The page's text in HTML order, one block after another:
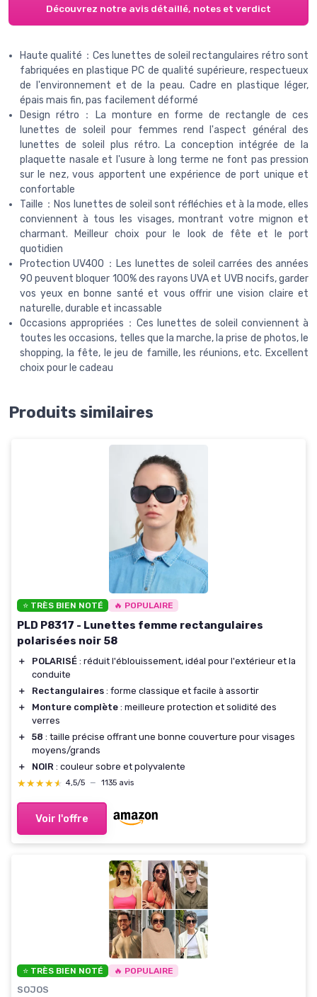
Découvrez notre avis détaillé, notes et verdict
Haute qualité：Ces lunettes de soleil rectangulaires rétro sont
fabriquées en plastique PC de qualité supérieure, respectueux
de l'environnement et de la peau. Cadre en plastique léger,
épais mais fin, pas facilement déformé
Design rétro：La monture en forme de rectangle de ces
lunettes de soleil pour femmes rend l'aspect général des
lunettes de soleil plus rétro. La conception intégrée de la
plaquette nasale et l'usure à long terme ne font pas pression
sur le nez, vous apportent une expérience de port unique et
confortable
Taille：Nos lunettes de soleil sont réfléchies et à la mode, elles
conviennent à tous les visages, montrant votre mignon et
charmant. Meilleur choix pour le look de fête et le port
quotidien
Protection UV400：Les lunettes de soleil carrées des années
90 peuvent bloquer 100% des rayons UVA et UVB nocifs, garder
vos yeux en bonne santé et vous offrir une vision claire et
naturelle, durable et incassable
Occasions appropriées：Ces lunettes de soleil conviennent à
toutes les occasions, telles que la marche, la prise de photos, le
shopping, la fête, le jeu de famille, les réunions, etc. Excellent
choix pour le cadeau
Produits similaires
⭐ TRÈS BIEN NOTÉ 🔥 POPULAIRE
PLD P8317 - Lunettes femme rectangulaires
polarisées noir 58
＋ POLARISÉ : réduit l'éblouissement, idéal pour l'extérieur et la
conduite
＋
Rectangulaires : forme classique et facile à assortir
＋
Monture complète : meilleure protection et solidité des
verres
＋
58 : taille précise offrant une bonne couverture pour visages
moyens/grands
＋
NOIR : couleur sobre et polyvalente
★★★★★
★★★★★ 4,5/5 — 1135 avis
Voir l'offre
⭐ TRÈS BIEN NOTÉ 🔥 POPULAIRE
SOJOS